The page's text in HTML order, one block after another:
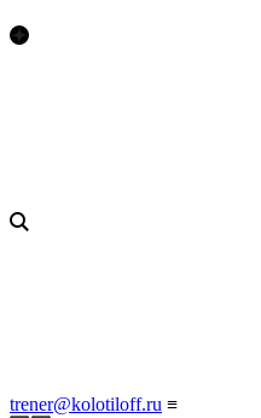
trener@kolotiloff.ru ≡